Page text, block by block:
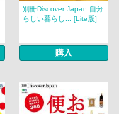
別冊Discover Japan 自分
らしい暮らし... [Lite版]
購入